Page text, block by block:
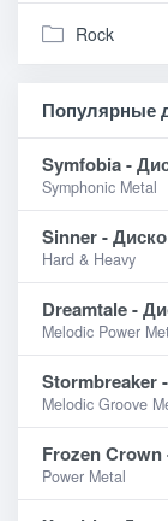
Rock
Популярные
Symfobia -
Symphonic Metal
Sinner -
Hard & Heavy
Dreamtale -
Melodic Power
Stormbreaker
Melodic Groove
Frozen Crown
Power Metal